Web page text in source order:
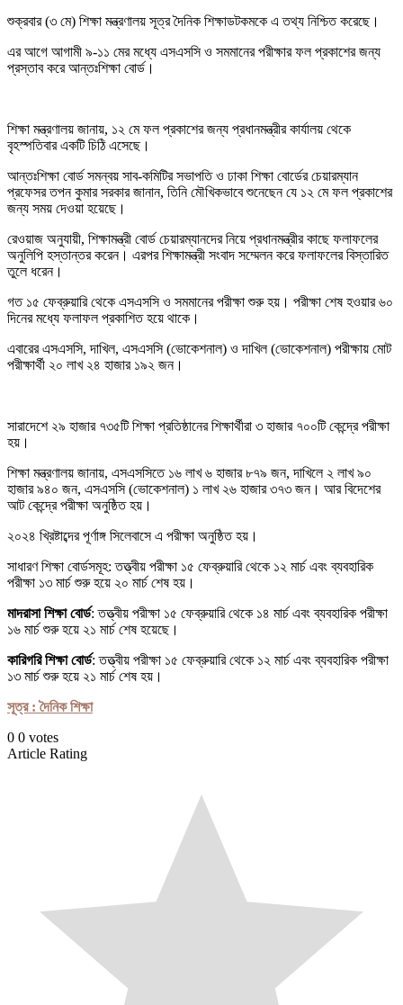
শুক্রবার (৩ মে) শিক্ষা মন্ত্রণালয় সূত্র দৈনিক শিক্ষাডটকমকে এ তথ্য নিশ্চিত করেছে।
এর আগে আগামী ৯-১১ মের মধ্যে এসএসসি ও সমমানের পরীক্ষার ফল প্রকাশের জন্য
প্রস্তাব করে আন্তঃশিক্ষা বোর্ড।
শিক্ষা মন্ত্রণালয় জানায়, ১২ মে ফল প্রকাশের জন্য প্রধানমন্ত্রীর কার্যালয় থেকে
বৃহস্পতিবার একটি চিঠি এসেছে।
আন্তঃশিক্ষা বোর্ড সমন্বয় সাব-কমিটির সভাপতি ও ঢাকা শিক্ষা বোর্ডের চেয়ারম্যান
প্রফেসর তপন কুমার সরকার জানান, তিনি মৌখিকভাবে শুনেছেন যে ১২ মে ফল প্রকাশের
জন্য সময় দেওয়া হয়েছে।
রেওয়াজ অনুযায়ী, শিক্ষামন্ত্রী বোর্ড চেয়ারম্যানদের নিয়ে প্রধানমন্ত্রীর কাছে ফলাফলের
অনুলিপি হস্তান্তর করেন। এরপর শিক্ষামন্ত্রী সংবাদ সম্মেলন করে ফলাফলের বিস্তারিত
তুলে ধরেন।
গত ১৫ ফেব্রুয়ারি থেকে এসএসসি ও সমমানের পরীক্ষা শুরু হয়। পরীক্ষা শেষ হওয়ার ৬০
দিনের মধ্যে ফলাফল প্রকাশিত হয়ে থাকে।
এবারের এসএসসি, দাখিল, এসএসসি (ভোকেশনাল) ও দাখিল (ভোকেশনাল) পরীক্ষায় মোট
পরীক্ষার্থী ২০ লাখ ২৪ হাজার ১৯২ জন।
সারাদেশে ২৯ হাজার ৭৩৫টি শিক্ষা প্রতিষ্ঠানের শিক্ষার্থীরা ৩ হাজার ৭০০টি কেন্দ্রে পরীক্ষা
হয়।
শিক্ষা মন্ত্রণালয় জানায়, এসএসসিতে ১৬ লাখ ৬ হাজার ৮৭৯ জন, দাখিলে ২ লাখ ৯০
হাজার ৯৪০ জন, এসএসসি (ভোকেশনাল) ১ লাখ ২৬ হাজার ৩৭৩ জন। আর বিদেশের
আট কেন্দ্রে পরীক্ষা অনুষ্ঠিত হয়।
২০২৪ খ্রিষ্টাব্দের পূর্ণাঙ্গ সিলেবাসে এ পরীক্ষা অনুষ্ঠিত হয়।
সাধারণ শিক্ষা বোর্ডসমূহ: তত্ত্বীয় পরীক্ষা ১৫ ফেব্রুয়ারি থেকে ১২ মার্চ এবং ব্যবহারিক
পরীক্ষা ১৩ মার্চ শুরু হয়ে ২০ মার্চ শেষ হয়।
মাদরাসা শিক্ষা বোর্ড: তত্ত্বীয় পরীক্ষা ১৫ ফেব্রুয়ারি থেকে ১৪ মার্চ এবং ব্যবহারিক পরীক্ষা
১৬ মার্চ শুরু হয়ে ২১ মার্চ শেষ হয়েছে।
কারিগরি শিক্ষা বোর্ড: তত্ত্বীয় পরীক্ষা ১৫ ফেব্রুয়ারি থেকে ১২ মার্চ এবং ব্যবহারিক পরীক্ষা
১৩ মার্চ শুরু হয়ে ২১ মার্চ শেষ হয়।
সূত্র : দৈনিক শিক্ষা
0 0 votes
Article Rating